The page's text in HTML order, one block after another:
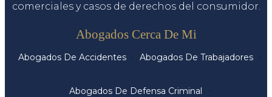
comerciales y casos de derechos del consumidor.
Abogados Cerca De Mi
Abogados De Accidentes Abogados De Trabajadores
Abogados De Defensa Criminal